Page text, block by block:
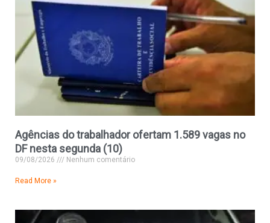
Agências do trabalhador ofertam 1.589 vagas no
DF nesta segunda (10)
09/08/2026 Nenhum comentário
Read More »